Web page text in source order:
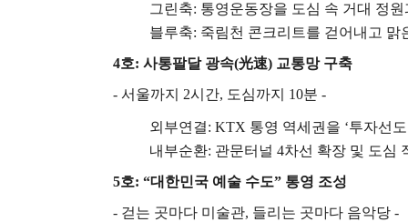
그린축: 통영운동장을 도심 속 거대 정
블루축: 죽림천 콘크리트를 걷어내고 맑
4호: 사통팔달 광속(光速) 교통망 구축
- 서울까지 2시간, 도심까지 10분 -
외부연결: KTX 통영 역세권을 ‘투자선
내부순환: 관문터널 4차선 확장 및 도심
5호: “대한민국 예술 수도” 통영 조성
- 걷는 곳마다 미술관, 들리는 곳마다 음악당 -